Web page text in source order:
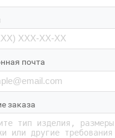
почта
заказа